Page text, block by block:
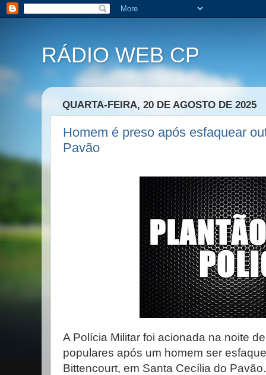
RÁDIO WEB CP
QUARTA-FEIRA, 20 DE AGOSTO DE 2025
Homem é preso após esfaquear
Pavão
A Polícia Militar foi acionada na noite
populares após um homem ser
Bittencourt, em Santa Cecília do